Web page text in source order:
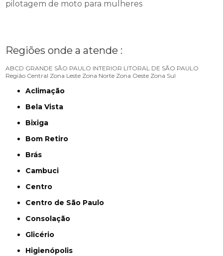
pilotagem de moto para mulheres
Regiões onde a atende :
ABCD GRANDE SÃO PAULO INTERIOR LITORAL DE SÃO PAULO
Região Central Zona Leste Zona Norte Zona Oeste Zona Sul
Aclimação
Bela Vista
Bixiga
Bom Retiro
Brás
Cambuci
Centro
Centro de São Paulo
Consolação
Glicério
Higienópolis